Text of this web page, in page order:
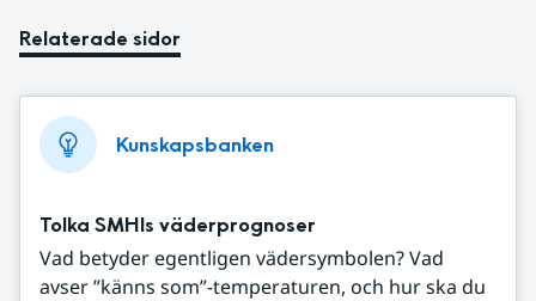
Relaterade sidor
Kunskapsbanken
Tolka SMHIs väderprognoser
Vad betyder egentligen vädersymbolen? Vad
avser ”känns som”-temperaturen, och hur ska du